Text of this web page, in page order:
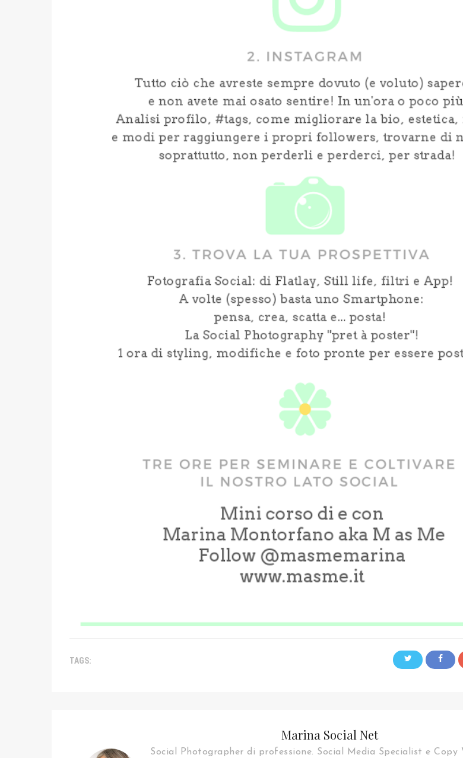
TAGS:
Marina Social Net
Social Photographer di professione. Social Media Specialist e Copy